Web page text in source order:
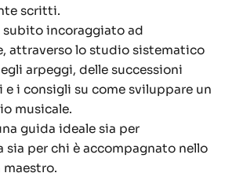
scritti.
subito incoraggiato ad
attraverso lo studio sistematico
arpeggi, delle successioni
e i consigli su come sviluppare un
musicale.
guida ideale sia per
per chi è accompagnato nello